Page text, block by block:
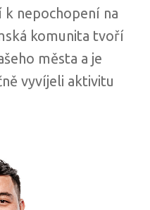
nepochopení na
komunita tvoří
města a je
vyvíjeli aktivitu